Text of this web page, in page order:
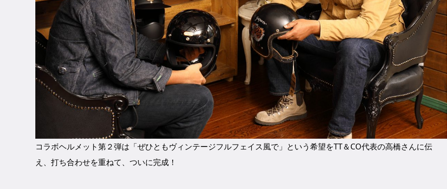
コラボヘルメット第２弾は「ぜひともヴィンテージフルフェイス風で」という希望をTT＆CO代表の高橋さんに伝
え、打ち合わせを重ねて、ついに完成！